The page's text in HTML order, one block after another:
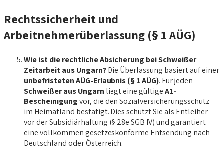
Rechtssicherheit und
Arbeitnehmerüberlassung (§ 1 AÜG)
Wie ist die rechtliche Absicherung bei Schweißer
Zeitarbeit aus Ungarn?Die Überlassung basiert auf einer
unbefristeten AÜG-Erlaubnis (§ 1 AÜG). Für jeden
Schweißer aus Ungarn liegt eine gültigeA1-
Bescheinigungvor, die den Sozialversicherungsschutz
im Heimatland bestätigt. Dies schützt Sie als Entleiher
vor der Subsidiärhaftung (§ 28e SGB IV) und garantiert
eine vollkommen gesetzeskonforme Entsendung nach
Deutschland oder Österreich.